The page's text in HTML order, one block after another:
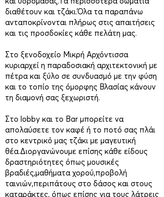
διαθέτουν και τζάκι.Όλα τα παραπάνω
ανταποκρίνονται πλήρως στις απαιτήσεις
και τις προσδοκίες κάθε πελάτη μας.
Στο ξενοδοχείο Μικρή Αρχόντισσα
κυριαρχεί η παραδοσιακή αρχιτεκτονική με
πέτρα και ξύλο σε συνδυασμό με την φύση
και το τοπίο της όμορφης Βλασίας κάνουν
τη διαμονή σας ξεχωριστή.
Στο lobby και το Bar μπορείτε να
απολαύσετε τον καφέ ή το ποτό σας πλάι
στο κεντρικό μας τζάκι με μαγευτική
θέα.Διοργανώνουμε επίσης κάθε είδους
δραστηριότητες όπως μουσικές
βραδιές,μαθήματα χορού,προβολή
ταινιών,περιπάτους στο δάσος και στους
καταράκτες, όπως επίσης για τους λάτρεις